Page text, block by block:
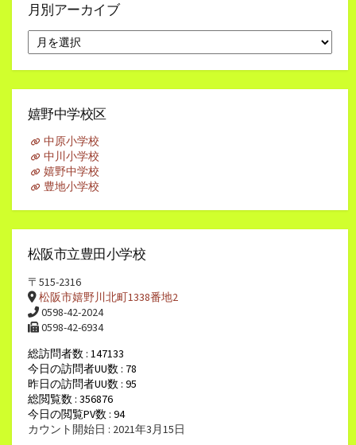
月別アーカイブ
別
イ
嬉野中学校区
中原小学校
中川小学校
嬉野中学校
豊地小学校
松阪市立豊田小学校
〒515-2316
松阪市嬉野川北町1338番地2
0598-42-2024
0598-42-6934
総訪問者数 : 147133
今日の訪問者UU数 : 78
昨日の訪問者UU数 : 95
総閲覧数 : 356876
今日の閲覧PV数 : 94
カウント開始日 : 2021年3月15日